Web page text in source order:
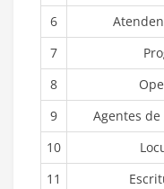
6
7
8
9
Agentes de
10
11